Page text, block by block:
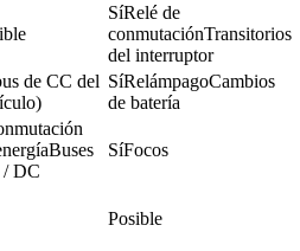
SíRelé de
conmutaciónTransitorios
del interruptor
de CC del SíRelámpagoCambios
de batería
DC
SíFocos
Posible